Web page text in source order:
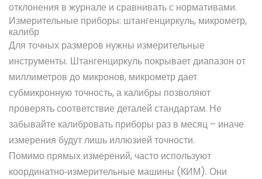
отклонения в журнале и сравнивать с нормативами.
Измерительные приборы: штангенциркуль, микрометр,
калибр
Для точных размеров нужны измерительные
инструменты. Штангенциркуль покрывает диапазон от
миллиметров до микронов, микрометр дает
субмикронную точность, а калибры позволяют
проверять соответствие деталей стандартам. Не
забывайте калибровать приборы раз в месяц – иначе
измерения будут лишь иллюзией точности.
Помимо прямых измерений, часто используют
координатно‑измерительные машины (КИМ). Они